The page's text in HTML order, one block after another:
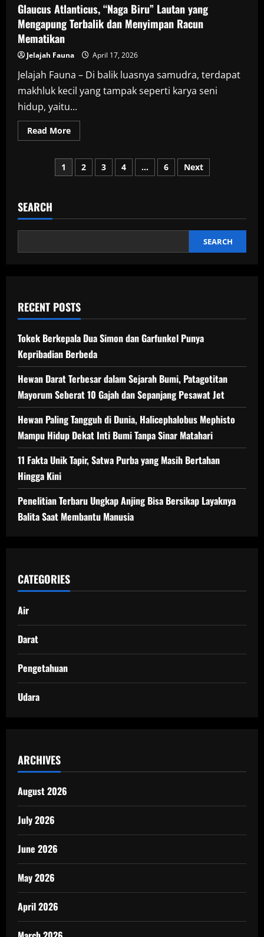
dengan
Kamuflase
Menakjubkan
Glaucus Atlanticus, “Naga Biru” Lautan yang
Mengapung Terbalik dan Menyimpan Racun
Mematikan
Jelajah Fauna April 17, 2026
Jelajah Fauna – Di balik luasnya samudra, terdapat
makhluk kecil yang tampak seperti karya seni
hidup, yaitu...
Read MoreRead
more
Atlanticus,
“Naga
Biru”
dan
Menyimpan
Posts
1 2 3 4 … 6 Next
SEARCH
SEARCH
RECENT POSTS
Tokek Berkepala Dua Simon dan Garfunkel Punya
Kepribadian Berbeda
Hewan Darat Terbesar dalam Sejarah Bumi, Patagotitan
Mayorum Seberat 10 Gajah dan Sepanjang Pesawat Jet
Hewan Paling Tangguh di Dunia, Halicephalobus Mephisto
Mampu Hidup Dekat Inti Bumi Tanpa Sinar Matahari
11 Fakta Unik Tapir, Satwa Purba yang Masih Bertahan
Hingga Kini
Penelitian Terbaru Ungkap Anjing Bisa Bersikap Layaknya
Balita Saat Membantu Manusia
CATEGORIES
Air
Darat
Pengetahuan
Udara
ARCHIVES
August 2026
July 2026
June 2026
May 2026
April 2026